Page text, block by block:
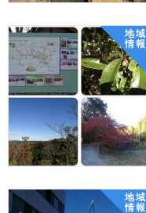
地域
情報
地域
情報